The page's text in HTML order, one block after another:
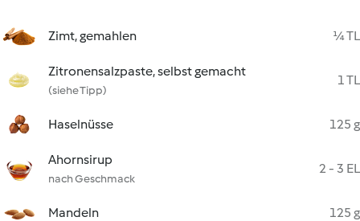
Zimt, gemahlen ¼ TL
Zitronensalzpaste, selbst gemacht
(siehe Tipp)
1 TL
Haselnüsse 125 g
Ahornsirup
nach Geschmack
2 - 3 EL
Mandeln 125 g